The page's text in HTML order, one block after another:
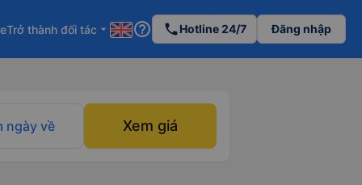
Trở thành đối tác arrow_drop_down help_outline phoneHotline 24/7 Đăng nhập
ngày về Xem giá